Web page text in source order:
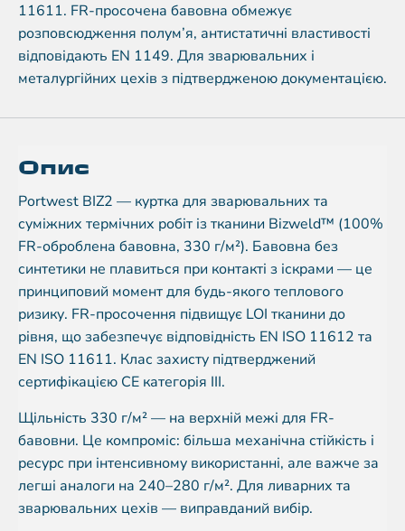
11611. FR-просочена бавовна обмежує
розповсюдження полум’я, антистатичні властивості
відповідають EN 1149. Для зварювальних і
металургійних цехів з підтвердженою документацією.
Опис
Portwest BIZ2 — куртка для зварювальних та
суміжних термічних робіт із тканини Bizweld™ (100%
FR-оброблена бавовна, 330 г/м²). Бавовна без
синтетики не плавиться при контакті з іскрами — це
принциповий момент для будь-якого теплового
ризику. FR-просочення підвищує LOI тканини до
рівня, що забезпечує відповідність EN ISO 11612 та
EN ISO 11611. Клас захисту підтверджений
сертифікацією CE категорія III.
Щільність 330 г/м² — на верхній межі для FR-
бавовни. Це компроміс: більша механічна стійкість і
ресурс при інтенсивному використанні, але важче за
легші аналоги на 240–280 г/м². Для ливарних та
зварювальних цехів — виправданий вибір.